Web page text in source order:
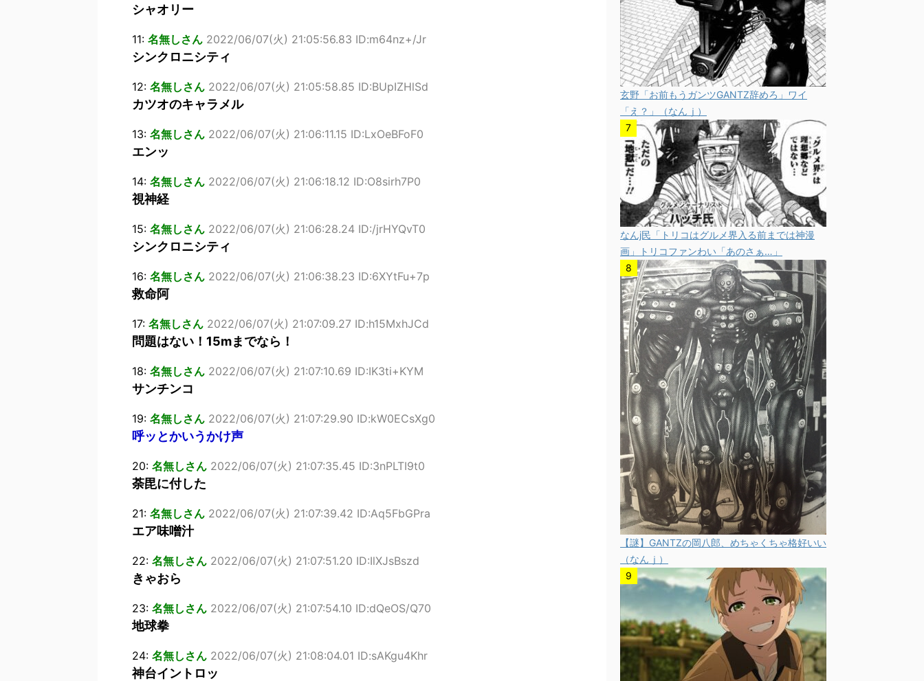
シャオリー
11: 名無しさん 2022/06/07(火) 21:05:56.83 ID:m64nz+/Jr
シンクロニシティ
12: 名無しさん 2022/06/07(火) 21:05:58.85 ID:BUpIZHlSd
カツオのキャラメル
13: 名無しさん 2022/06/07(火) 21:06:11.15 ID:LxOeBFoF0
エンッ
14: 名無しさん 2022/06/07(火) 21:06:18.12 ID:O8sirh7P0
視神経
15: 名無しさん 2022/06/07(火) 21:06:28.24 ID:/jrHYQvT0
シンクロニシティ
16: 名無しさん 2022/06/07(火) 21:06:38.23 ID:6XYtFu+7p
救命阿
17: 名無しさん 2022/06/07(火) 21:07:09.27 ID:h15MxhJCd
問題はない！15mまでなら！
18: 名無しさん 2022/06/07(火) 21:07:10.69 ID:IK3ti+KYM
サンチンコ
19: 名無しさん 2022/06/07(火) 21:07:29.90 ID:kW0ECsXg0
呼ッとかいうかけ声
20: 名無しさん 2022/06/07(火) 21:07:35.45 ID:3nPLTI9t0
荼毘に付した
21: 名無しさん 2022/06/07(火) 21:07:39.42 ID:Aq5FbGPra
エア味噌汁
22: 名無しさん 2022/06/07(火) 21:07:51.20 ID:IlXJsBszd
きゃおら
23: 名無しさん 2022/06/07(火) 21:07:54.10 ID:dQeOS/Q70
地球拳
24: 名無しさん 2022/06/07(火) 21:08:04.01 ID:sAKgu4Khr
神台イントロッ
玄野「お前もうガンツGANTZ辞めろ」ワイ
「え？」（なんｊ）
なんj民「トリコはグルメ界入る前までは神漫
画」トリコファンわい「あのさぁ…」
【謎】GANTZの岡八郎、めちゃくちゃ格好いい
（なんｊ）